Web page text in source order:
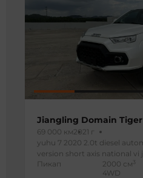
Jiangling Domain Tiger
69 000 км2021 г
yuhu 7 2020 2.0t diesel
version short axis national vi
Пикап
2000 см 3
4WD